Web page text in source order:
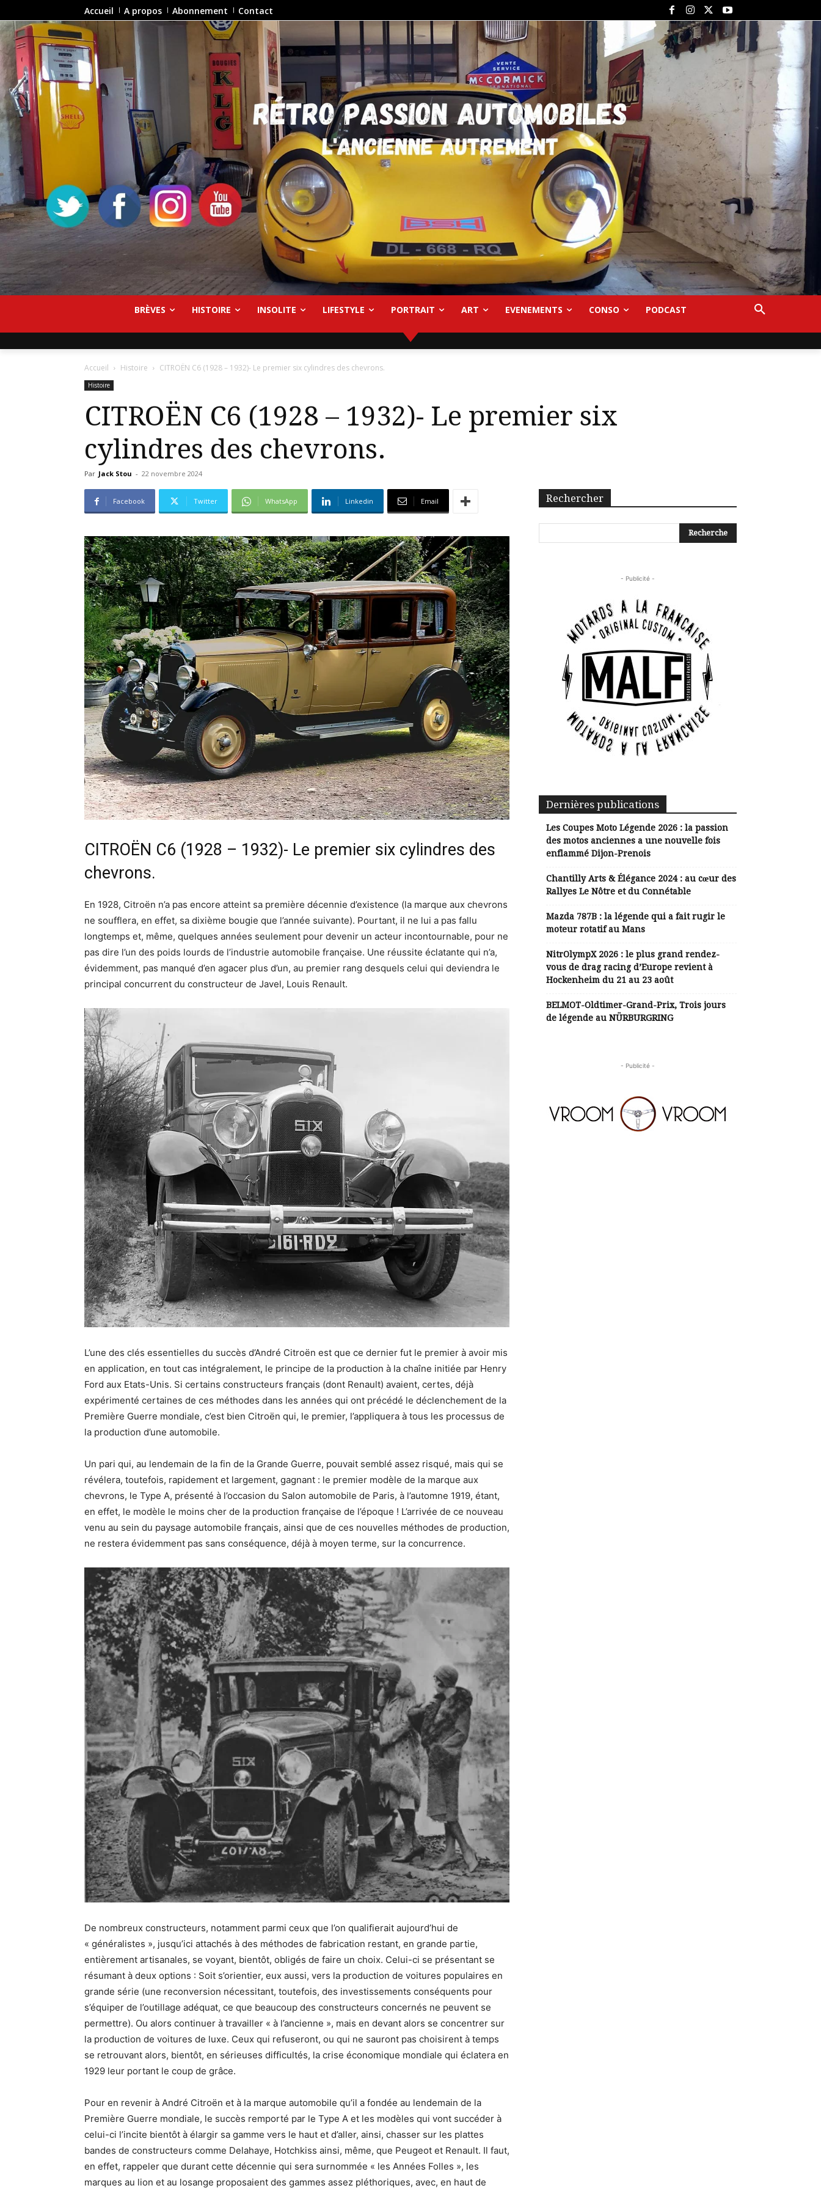
Accueil A propos Abonnement Contact
BRÈVES HISTOIRE INSOLITE LIFESTYLE PORTRAIT ART EVENEMENTS CONSO PODCAST
Accueil Histoire CITROËN C6 (1928 – 1932)- Le premier six cylindres des chevrons.
Histoire
CITROËN C6 (1928 – 1932)- Le premier six
cylindres des chevrons.
Par Jack Stou - 22 novembre 2024
Facebook Twitter WhatsApp Linkedin Email
CITROËN C6 (1928 – 1932)- Le premier six cylindres des
chevrons.
En 1928, Citroën n’a pas encore atteint sa première décennie d’existence (la marque aux chevrons
ne soufflera, en effet, sa dixième bougie que l’année suivante). Pourtant, il ne lui a pas fallu
longtemps et, même, quelques années seulement pour devenir un acteur incontournable, pour ne
pas dire l’un des poids lourds de l’industrie automobile française. Une réussite éclatante qui n’a,
évidemment, pas manqué d’en agacer plus d’un, au premier rang desquels celui qui deviendra le
principal concurrent du constructeur de Javel, Louis Renault.
L’une des clés essentielles du succès d’André Citroën est que ce dernier fut le premier à avoir mis
en application, en tout cas intégralement, le principe de la production à la chaîne initiée par Henry
Ford aux Etats-Unis. Si certains constructeurs français (dont Renault) avaient, certes, déjà
expérimenté certaines de ces méthodes dans les années qui ont précédé le déclenchement de la
Première Guerre mondiale, c’est bien Citroën qui, le premier, l’appliquera à tous les processus de
la production d’une automobile.
Un pari qui, au lendemain de la fin de la Grande Guerre, pouvait semblé assez risqué, mais qui se
révélera, toutefois, rapidement et largement, gagnant : le premier modèle de la marque aux
chevrons, le Type A, présenté à l’occasion du Salon automobile de Paris, à l’automne 1919, étant,
en effet, le modèle le moins cher de la production française de l’époque ! L’arrivée de ce nouveau
venu au sein du paysage automobile français, ainsi que de ces nouvelles méthodes de production,
ne restera évidemment pas sans conséquence, déjà à moyen terme, sur la concurrence.
De nombreux constructeurs, notamment parmi ceux que l’on qualifierait aujourd’hui de
« généralistes », jusqu’ici attachés à des méthodes de fabrication restant, en grande partie,
entièrement artisanales, se voyant, bientôt, obligés de faire un choix. Celui-ci se présentant se
résumant à deux options : Soit s’orientier, eux aussi, vers la production de voitures populaires en
grande série (une reconversion nécessitant, toutefois, des investissements conséquents pour
s’équiper de l’outillage adéquat, ce que beaucoup des constructeurs concernés ne peuvent se
permettre). Ou alors continuer à travailler « à l’ancienne », mais en devant alors se concentrer sur
la production de voitures de luxe. Ceux qui refuseront, ou qui ne sauront pas choisirent à temps
se retrouvant alors, bientôt, en sérieuses difficultés, la crise économique mondiale qui éclatera en
1929 leur portant le coup de grâce.
Pour en revenir à André Citroën et à la marque automobile qu’il a fondée au lendemain de la
Première Guerre mondiale, le succès remporté par le Type A et les modèles qui vont succéder à
celui-ci l’incite bientôt à élargir sa gamme vers le haut et d’aller, ainsi, chasser sur les plattes
bandes de constructeurs comme Delahaye, Hotchkiss ainsi, même, que Peugeot et Renault. Il faut,
en effet, rappeler que durant cette décennie qui sera surnommée « les Années Folles », les
marques au lion et au losange proposaient des gammes assez pléthoriques, avec, en haut de
Rechercher
- Publicité -
Dernières publications
Les Coupes Moto Légende 2026 : la passion
des motos anciennes a une nouvelle fois
enflammé Dijon-Prenois
Chantilly Arts & Élégance 2024 : au cœur des
Rallyes Le Nôtre et du Connétable
Mazda 787B : la légende qui a fait rugir le
moteur rotatif au Mans
NitrOlympX 2026 : le plus grand rendez-
vous de drag racing d’Europe revient à
Hockenheim du 21 au 23 août
BELMOT-Oldtimer-Grand-Prix, Trois jours
de légende au NÜRBURGRING
- Publicité -